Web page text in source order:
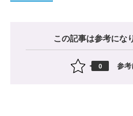
この記事は参考にな
0 参